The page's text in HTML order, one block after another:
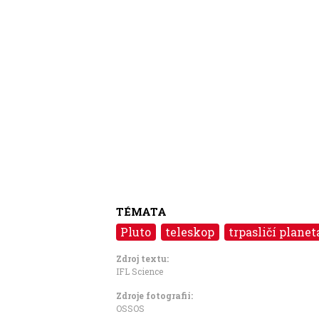
TÉMATA
Pluto teleskop trpasličí
Zdroj textu:
IFL Science
Zdroje fotografii:
OSSOS